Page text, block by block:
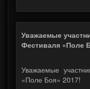
Уважаемые
Фестиваля «Поле
Уважаемые
«Поле Боя» 2017!